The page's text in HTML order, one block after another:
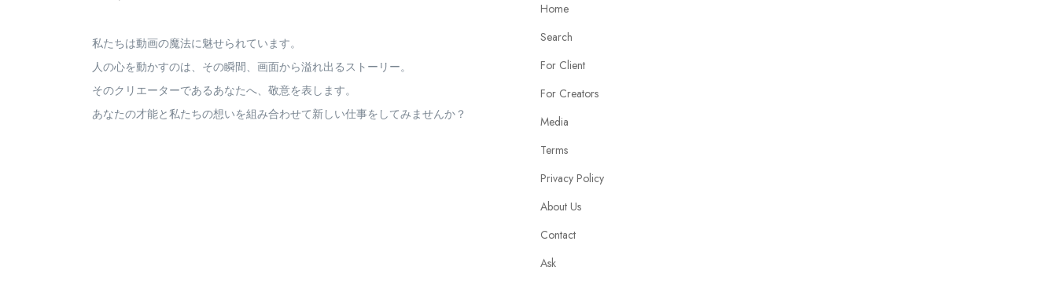
私たちは動画の魔法に魅せられています。
人の心を動かすのは、その瞬間、画面から溢れ出るストーリー。
そのクリエーターであるあなたへ、敬意を表します。
あなたの才能と私たちの想いを組み合わせて新しい仕事をしてみませんか？
Home
Search
For Client
For Creators
Media
Terms
Privacy Policy
About Us
Contact
Ask